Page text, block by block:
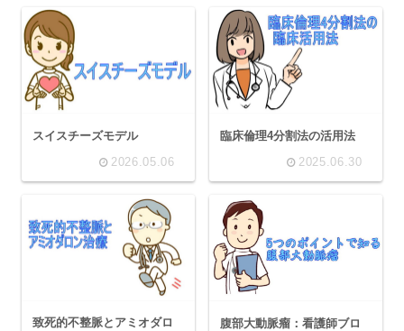
スイスチーズモデル
2026.05.06
臨床倫理4分割法の活用法
2025.06.30
致死的不整脈とアミオダロ
腹部大動脈瘤：看護師ブロ